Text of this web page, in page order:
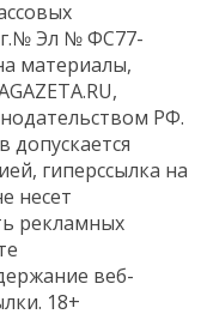
Эл № ФС77-
материалы,
РФ.
гиперссылка на
несет
рекламных
веб-
18+